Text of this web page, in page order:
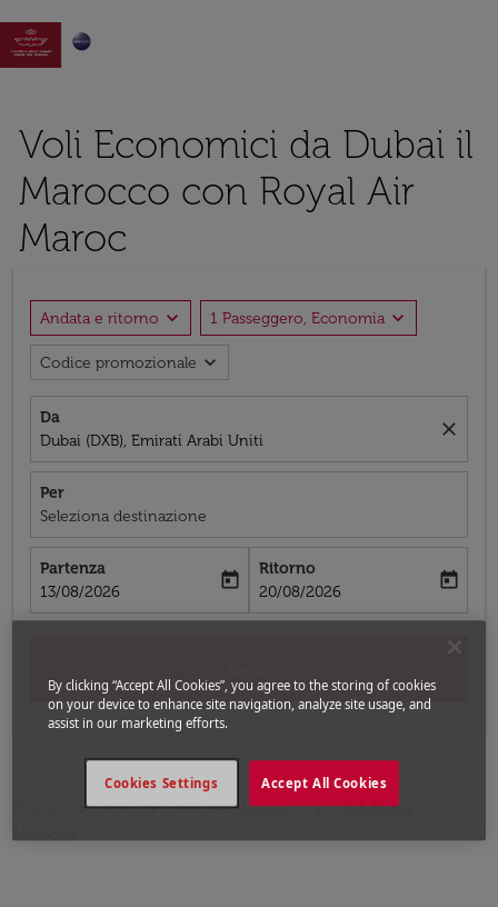

Voli Economici da Dubai il
Marocco con Royal Air
Maroc
Andata e ritorno expand_more 1 Passeggero, Economia expand_more
Codice promozionale expand_more
Da
Dubai (DXB), Emirati Arabi Uniti
close
Per
Seleziona destinazione
Partenza
fc-booking-departure-date-aria-label
13/08/2026
today
Ritorno
fc-booking-return-date-aria-label
20/08/2026
today
Voli Voli per Marocco
Voli Dubai -
By clicking “Accept All Cookies”, you agree to the storing of cookies
on your device to enhance site navigation, analyze site usage, and
assist in our marketing efforts.
Accept All Cookies
Cookies Settings